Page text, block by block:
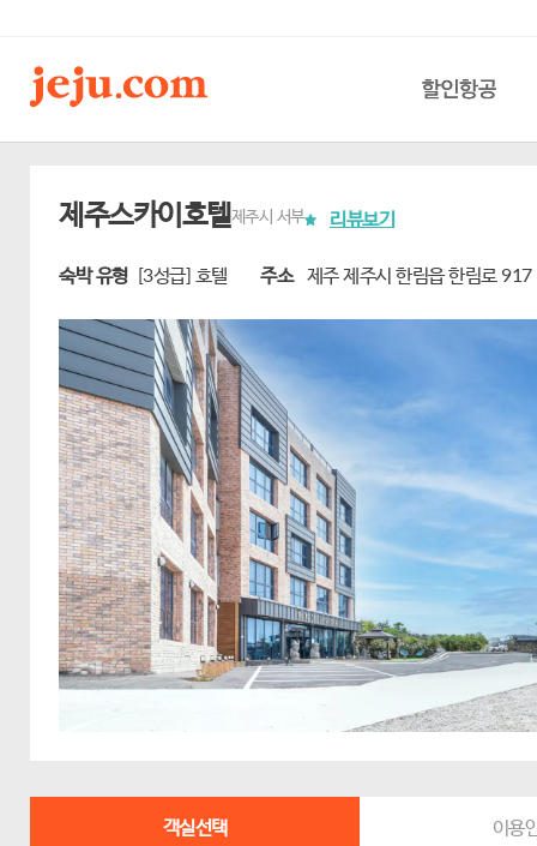
할인항공
제주스카이호텔제주시 서부 리뷰보기
숙박 유형 [3성급] 호텔 주소 제주 제주시 한림읍 한림로 917
객실선택 이용